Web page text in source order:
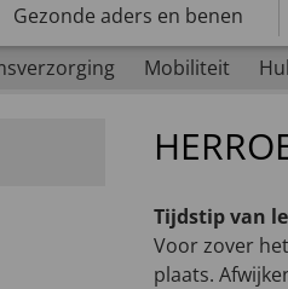
Gezonde aders en benen
Mobiliteit
Tijdstip van
Voor zover
plaats.